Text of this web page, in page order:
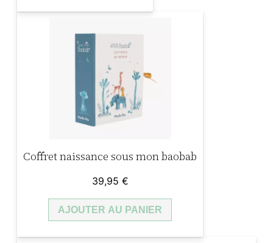
Coffret naissance sous mon baobab
39,95 €
AJOUTER AU PANIER